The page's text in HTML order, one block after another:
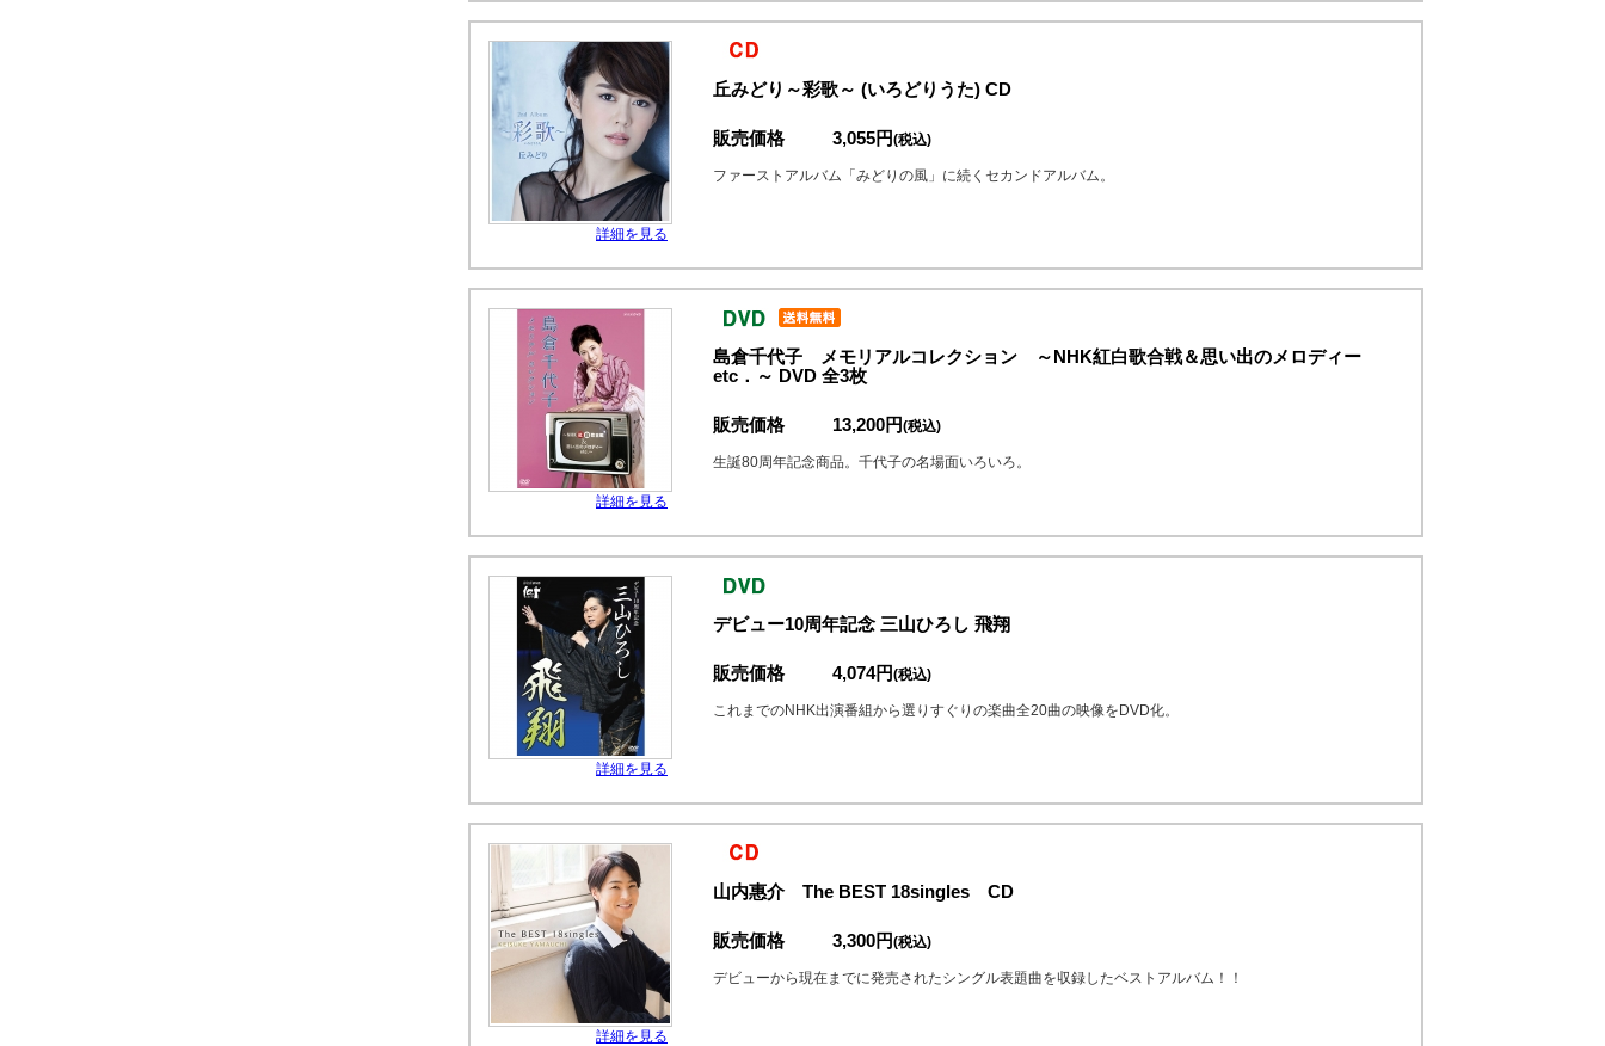
詳細を見る
丘みどり～彩歌～ (いろどりうた) CD
販売価格 3,055円(税込)
ファーストアルバム「みどりの風」に続くセカンドアルバム。
詳細を見る
島倉千代子 メモリアルコレクション ～NHK紅白歌合戦＆思い出のメロディー
etc．～ DVD 全3枚
販売価格 13,200円(税込)
生誕80周年記念商品。千代子の名場面いろいろ。
詳細を見る
デビュー10周年記念 三山ひろし 飛翔
販売価格 4,074円(税込)
これまでのNHK出演番組から選りすぐりの楽曲全20曲の映像をDVD化。
詳細を見る
山内惠介 The BEST 18singles CD
販売価格 3,300円(税込)
デビューから現在までに発売されたシングル表題曲を収録したベストアルバム！！